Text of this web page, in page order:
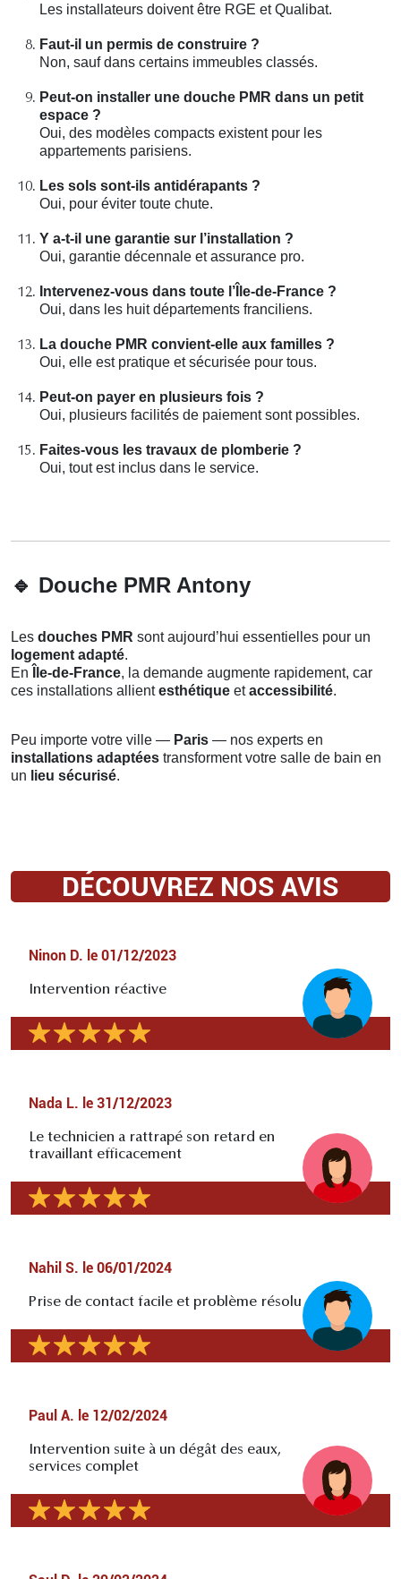
Les installateurs doivent être RGE et Qualibat.
Faut-il un permis de construire ?
Non, sauf dans certains immeubles classés.
Peut-on installer une douche PMR dans un petit
espace ?
Oui, des modèles compacts existent pour les
appartements parisiens.
Les sols sont-ils antidérapants ?
Oui, pour éviter toute chute.
Y a-t-il une garantie sur l’installation ?
Oui, garantie décennale et assurance pro.
Intervenez-vous dans toute l’Île-de-France ?
Oui, dans les huit départements franciliens.
La douche PMR convient-elle aux familles ?
Oui, elle est pratique et sécurisée pour tous.
Peut-on payer en plusieurs fois ?
Oui, plusieurs facilités de paiement sont possibles.
Faites-vous les travaux de plomberie ?
Oui, tout est inclus dans le service.
🔹 Douche PMR Antony
Les douches PMR sont aujourd’hui essentielles pour un
logement adapté.
En
Île-de-France, la demande augmente rapidement, car
ces installations allientesthétique etaccessibilité.
Peu importe votre ville — Paris — nos experts en
installations adaptées transforment votre salle de bain en
un lieu sécurisé.
DÉCOUVREZ NOS AVIS
Ninon D. le 01/12/2023
Intervention réactive
Nada L. le 31/12/2023
Le technicien a rattrapé son retard en
travaillant efficacement
Nahil S. le 06/01/2024
Prise de contact facile et problème résolu
Paul A. le 12/02/2024
Intervention suite à un dégât des eaux,
services complet